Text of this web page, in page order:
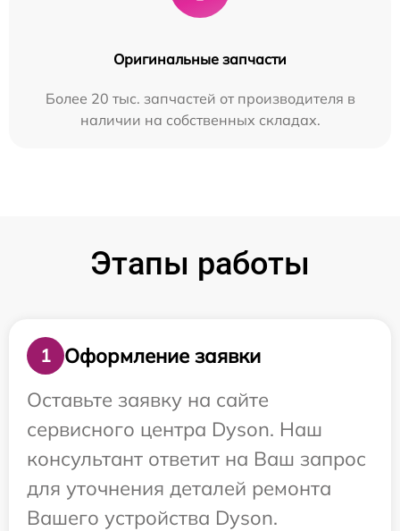
Оригинальные запчасти
Более 20 тыс. запчастей от производителя в
наличии на собственных складах.
Этапы работы
1
Оформление заявки
Оставьте заявку на сайте
сервисного центра Dyson. Наш
консультант ответит на Ваш запрос
для уточнения деталей ремонта
Вашего устройства Dyson.